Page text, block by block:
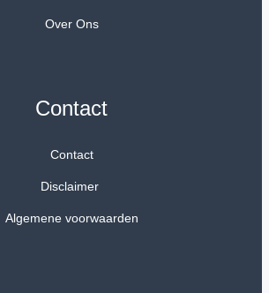
Over Ons
Contact
Contact
Disclaimer
Algemene voorwaarden